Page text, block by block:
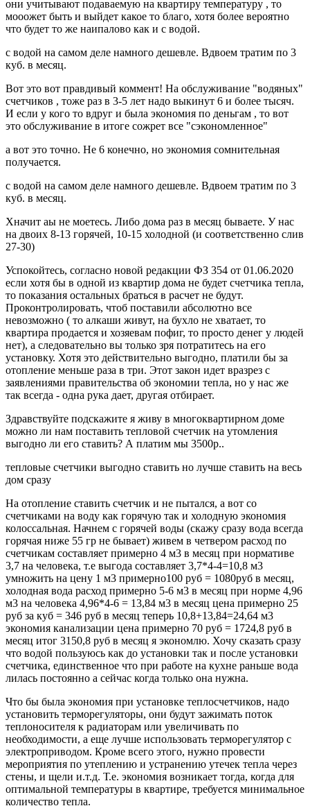
они учитывают подаваемую на квартиру температуру , то
мооожет быть и выйдет какое то благо, хотя более вероятно
что будет то же наипалово как и с водой.
с водой на самом деле намного дешевле. Вдвоем тратим по 3
куб. в месяц.
Вот это вот правдивый коммент! На обслуживание "водяных"
счетчиков , тоже раз в 3-5 лет надо выкинут 6 и более тысяч.
И если у кого то вдруг и была экономия по деньгам , то вот
это обслуживание в итоге сожрет все "сэкономленное"
а вот это точно. Не 6 конечно, но экономия сомнительная
получается.
с водой на самом деле намного дешевле. Вдвоем тратим по 3
куб. в месяц.
Хначит аы не моетесь. Либо дома раз в месяц бываете. У нас
на двоих 8-13 горячей, 10-15 холодной (и соответственно слив
27-30)
Успокойтесь, согласно новой редакции ФЗ 354 от 01.06.2020
если хотя бы в одной из квартир дома не будет счетчика тепла,
то показания остальных браться в расчет не будут.
Проконтролировать, чтоб поставили абсолютно все
невозможно ( то алкаши живут, на бухло не хватает, то
квартира продается и хозяевам пофиг, то просто денег у людей
нет), а следовательно вы только зря потратитесь на его
установку. Хотя это действительно выгодно, платили бы за
отопление меньше раза в три. Этот закон идет вразрез с
заявлениями правительства об экономии тепла, но у нас же
так всегда - одна рука дает, другая отбирает.
Здравствуйте подскажите я живу в многоквартирном доме
можно ли нам поставить тепловой счетчик на утомления
выгодно ли его ставить? А платим мы 3500р..
тепловые счетчики выгодно ставить но лучше ставить на весь
дом сразу
На отопление ставить счетчик и не пытался, а вот со
счетчиками на воду как горячую так и холодную экономия
колоссальная. Начнем с горячей воды (скажу сразу вода всегда
горячая ниже 55 гр не бывает) живем в четвером расход по
счетчикам составляет примерно 4 м3 в месяц при нормативе
3,7 на человека, т.е выгода составляет 3,7*4-4=10,8 м3
умножить на цену 1 м3 примерно100 руб = 1080руб в месяц,
холодная вода расход примерно 5-6 м3 в месяц при норме 4,96
м3 на человека 4,96*4-6 = 13,84 м3 в месяц цена примерно 25
руб за куб = 346 руб в месяц теперь 10,8+13,84=24,64 м3
экономия канализации цена примерно 70 руб = 1724,8 руб в
месяц итог 3150,8 руб в месяц я экономлю. Хочу сказать сразу
что водой пользуюсь как до установки так и после установки
счетчика, единственное что при работе на кухне раньше вода
лилась постоянно а сейчас когда только она нужна.
Что бы была экономия при установке теплосчетчиков, надо
установить терморегуляторы, они будут зажимать поток
теплоносителя к радиаторам или увеличивать по
необходимости, а еще лучше использовать терморегулятор с
электроприводом. Кроме всего этого, нужно провести
мероприятия по утеплению и устранению утечек тепла через
стены, и щели и.т.д. Т.е. экономия возникает тогда, когда для
оптимальной температуры в квартире, требуется минимальное
количество тепла.